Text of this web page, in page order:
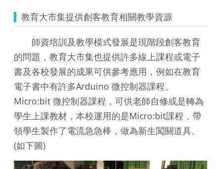
教育大市集提供創客教育相關教學資源
師資培訓及教學模式發展是現階段創客教育
的問題，教育大市集也提供許多線上課程或電子
書及各校發展的成果可供參考應用，例如在教育
電子書中有許多Arduino 微控制器課程、
Micro:bit 微控制器課程，可供老師自修或是轉為
學生上課教材，本校運用的是Micro:bit課程，帶
領學生製作了電流急急棒，做為新生闖關道具。
(如下圖)